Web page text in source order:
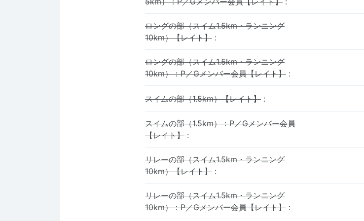
ロングの部（スイム1.5km・ランニング
10km）【レイト】 :
ロングの部（スイム1.5km・ランニング
10km）：P／Gメンバー会員【レイト】 :
スイムの部（1.5km）【レイト】 :
スイムの部（1.5km）：P／Gメンバー会員
【レイト】 :
リレーの部（スイム1.5km・ランニング
10km）【レイト】 :
リレーの部（スイム1.5km・ランニング
10km）：P／Gメンバー会員【レイト】 :